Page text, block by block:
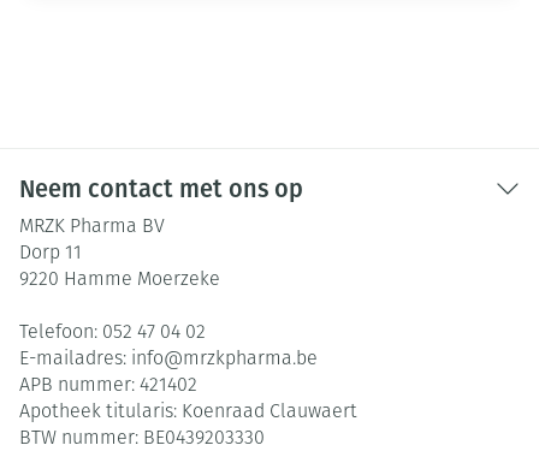
Neem contact met ons op
MRZK Pharma BV
Dorp 11
9220 Hamme Moerzeke
Telefoon: 052 47 04 02
E-mailadres: info@mrzkpharma.be
APB nummer: 421402
Apotheek titularis: Koenraad Clauwaert
BTW nummer: BE0439203330